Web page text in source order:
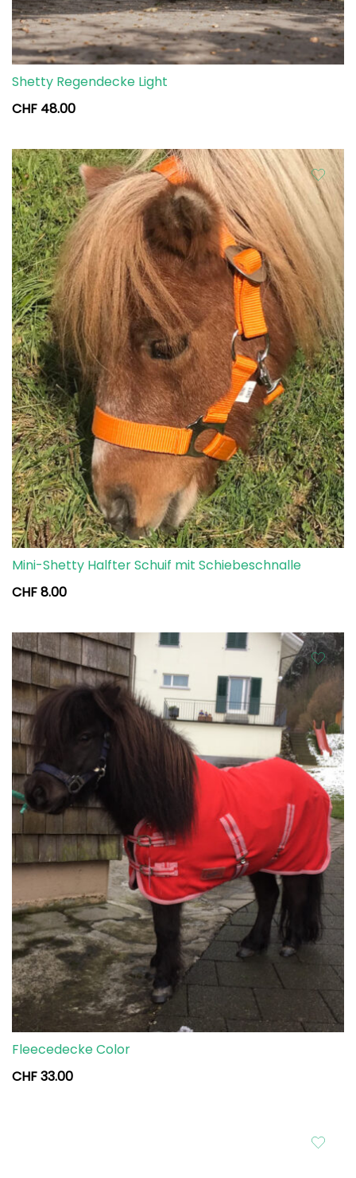
Shetty Regendecke Light
CHF 48.00
Mini-Shetty Halfter Schuif mit Schiebeschnalle
CHF8.00
Fleecedecke Color
CHF33.00